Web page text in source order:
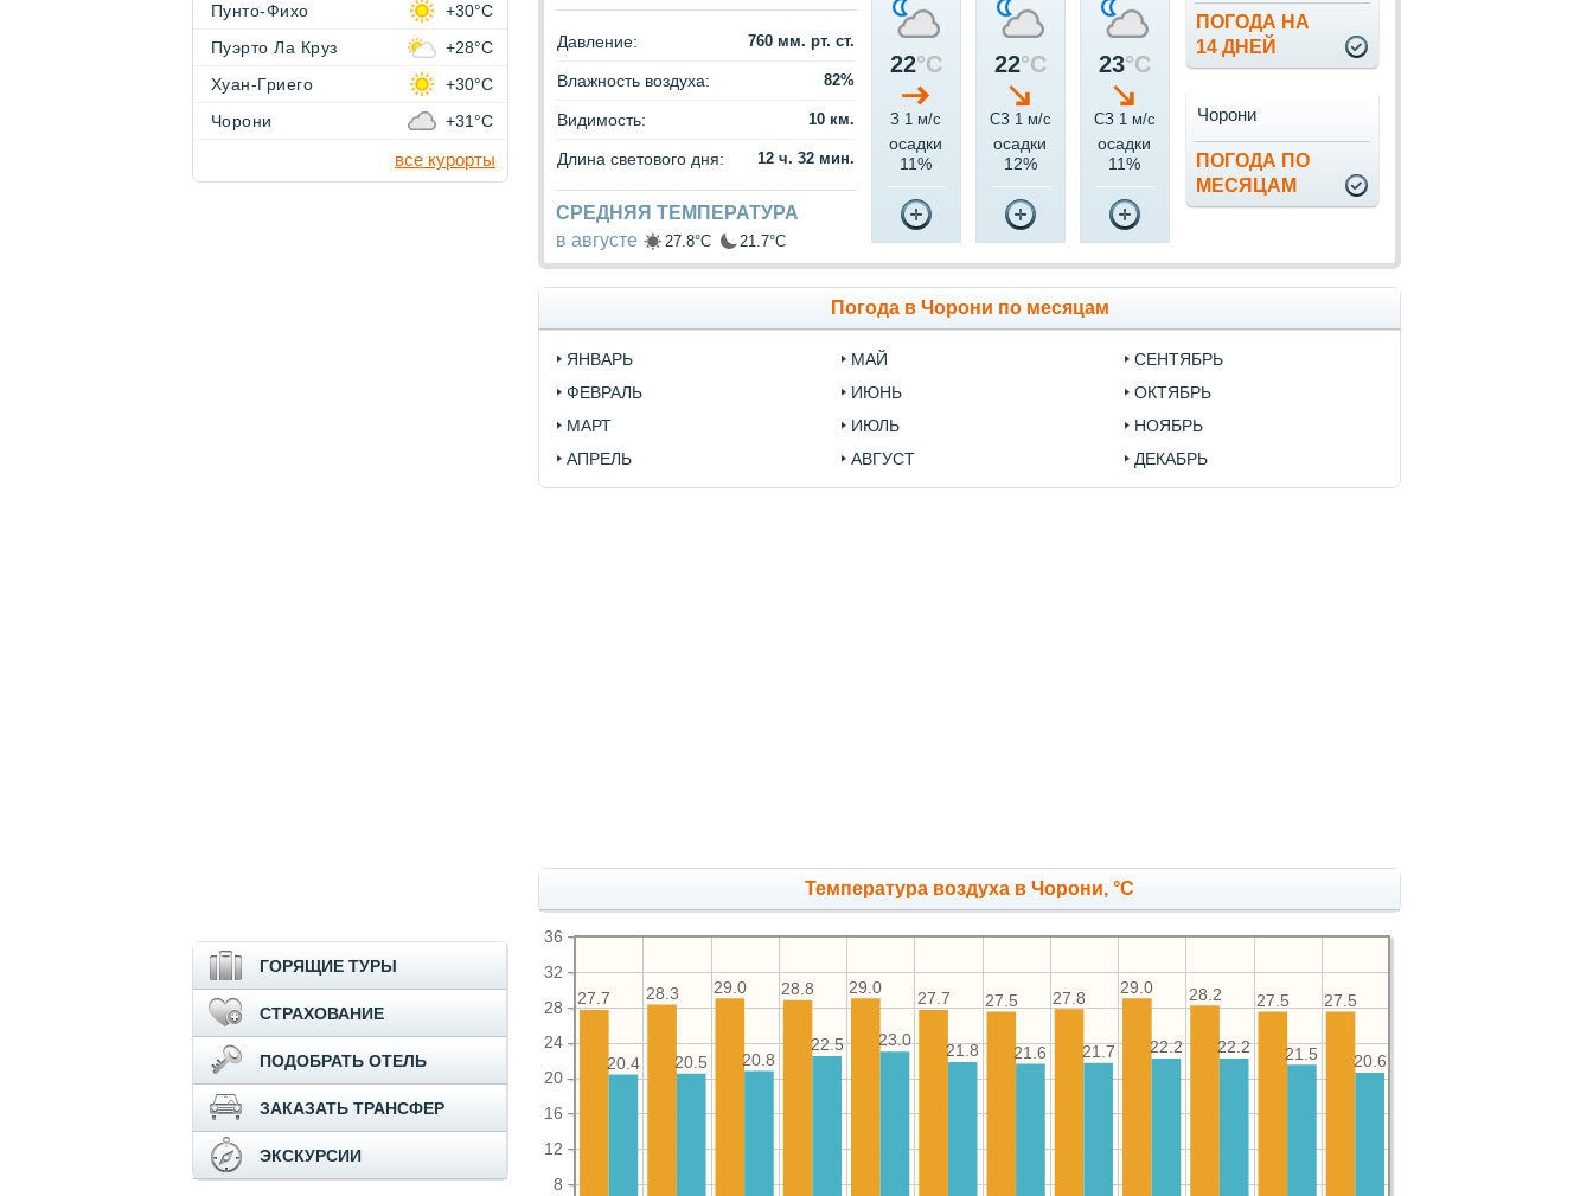
Давление: 760 мм. рт. ст.
Влажность воздуха: 82%
Видимость: 10 км.
Длина светового дня: 12 ч. 32 мин.
СРЕДНЯЯ ТЕМПЕРАТУРА
в августе
27.8°C 21.7°C
22°C
З 1 м/c
осадки
11%
22°C
СЗ 1 м/c
осадки
12%
23°C
СЗ 1 м/c
осадки
11%
ПОГОДА НА
14 ДНЕЙ
ПОГОДА ПО
МЕСЯЦАМ
Чорони
Погода в Чорони по месяцам
ЯНВАРЬ
ФЕВРАЛЬ
МАРТ
АПРЕЛЬ
МАЙ
ИЮНЬ
ИЮЛЬ
АВГУСТ
СЕНТЯБРЬ
ОКТЯБРЬ
НОЯБРЬ
ДЕКАБРЬ
Температура воздуха в Чорони, °C
8
12
16
20
24
28
32
36
27.5
27.5
28.2
29.0
27.8
27.5
27.7
29.0
28.8
29.0
28.3
27.7
20.6
21.5
22.2
22.2
21.7
21.6
21.8
23.0
22.5
20.8
20.5
20.4
Пунто-Фихо
+30°C
Пуэрто Ла Круз
+28°C
Хуан-Гриего
+30°C
Чорони
+31°C
все курорты
ГОРЯЩИЕ ТУРЫ
СТРАХОВАНИЕ
ПОДОБРАТЬ ОТЕЛЬ
ЗАКАЗАТЬ ТРАНСФЕР
ЭКСКУРСИИ